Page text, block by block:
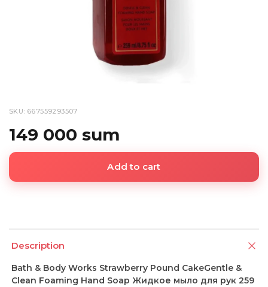
SKU: 667559293507
149 000 sum
Add to cart
Description
Bath & Body Works Strawberry Pound CakeGentle &
Clean Foaming Hand Soap Жидкое мыло для рук 259